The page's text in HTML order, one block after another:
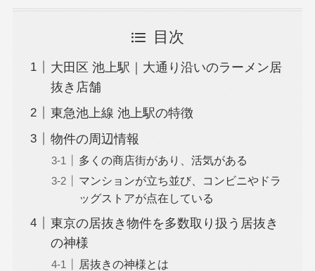
目次
大田区 池上駅｜大通り沿いのラーメン居
抜き店舗
東急池上線 池上駅の特徴
物件の周辺情報
多くの商店街があり、活気がある
マンションが立ち並び、コンビニやドラ
ッグストアが点在している
東京の居抜き物件を多数取り扱う居抜き
の神様
居抜きの神様とは